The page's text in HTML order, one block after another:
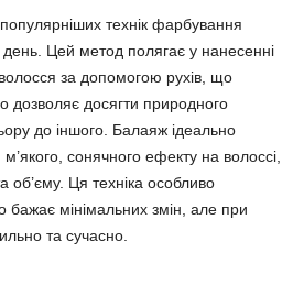
технік фарбування
день. Цей метод полягає у нанесенні
за допомогою рухів, що
дозволяє досягти природного
до іншого. Балаяж ідеально
сонячного ефекту на волоссі,
Ця техніка особливо
бажає мінімальних змін, але при
та сучасно.